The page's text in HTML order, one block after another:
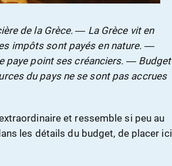
de la Grèce. ― La Grèce vit en
impôts sont payés en nature. ―
paye point ses créanciers. ― Budget
du pays ne se sont pas accrues
et ressemble si peu au
les détails du budget, de placer ici